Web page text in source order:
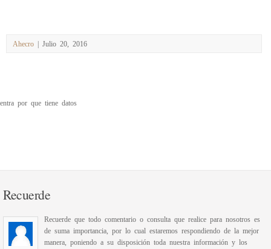
Ahecro | Julio 20, 2016
entra por que tiene datos
Recuerde
Recuerde que todo comentario o consulta que realice para nosotros es
de suma importancia, por lo cual estaremos respondiendo de la mejor
manera, poniendo a su disposición toda nuestra información y los